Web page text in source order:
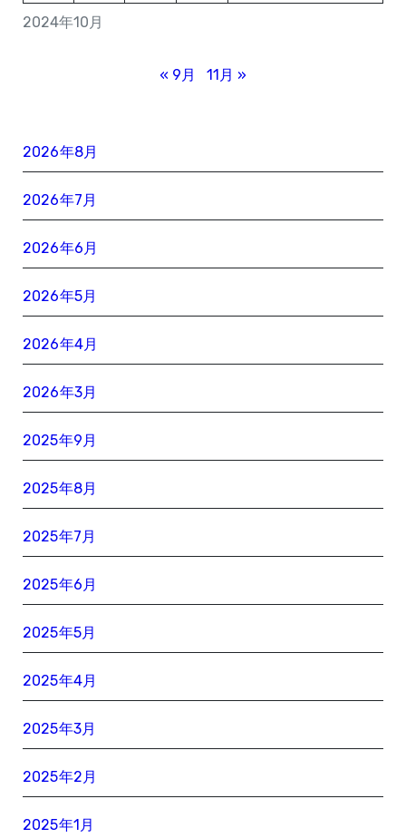
2024年10月
« 9月 11月 »
2026年8月
2026年7月
2026年6月
2026年5月
2026年4月
2026年3月
2025年9月
2025年8月
2025年7月
2025年6月
2025年5月
2025年4月
2025年3月
2025年2月
2025年1月